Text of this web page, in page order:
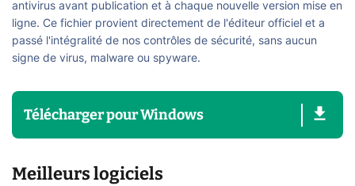
antivirus avant publication et à chaque nouvelle version mise en
ligne. Ce fichier provient directement de l'éditeur officiel et a
passé l'intégralité de nos contrôles de sécurité, sans aucun
signe de virus, malware ou spyware.
TéléchargerpourWindows
Meilleurs logiciels